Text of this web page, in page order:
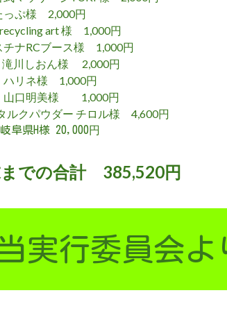
ぷ様 2,000円
art 様 1,000円
ナRCブース様 1,000円
川しおん様 2,000円
様 1,000円
美様 1,000円
クパウダー チロル様 4,600円
阜県H様 20,000円
までの合計 385,520円
実行委員会